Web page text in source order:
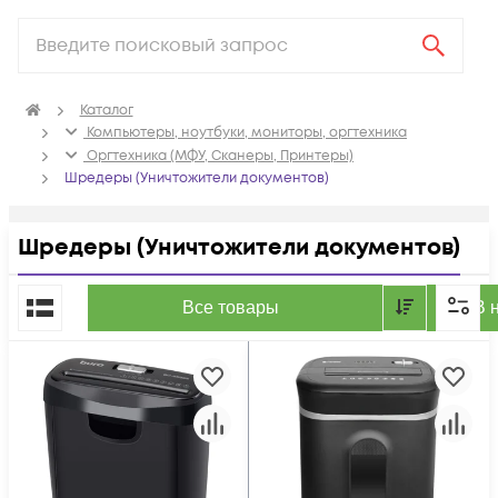
Каталог
Компьютеры, ноутбуки, мониторы, оргтехника
Оргтехника (МФУ, Сканеры, Принтеры)
Шредеры (Уничтожители документов)
Шредеры (Уничтожители документов)
Все товары В
По популярности